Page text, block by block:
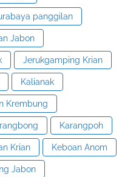
panggilan
Jabon
Jerukgamping Krian
Kalianak
Krembung
Karangpoh
Krian Keboan Anom
Jabon